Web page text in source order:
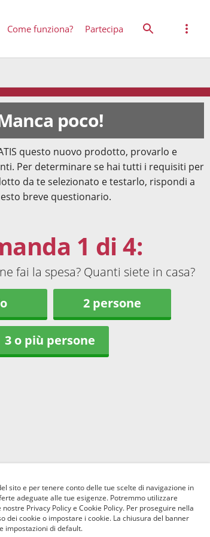
Come funziona? Partecipa
poco!
questo nuovo prodotto, provarlo e
Per determinare se hai tutti i requisiti per
da te selezionato e testarlo, rispondi a
breve questionario.
1 di 4:
fai la spesa? Quanti siete in casa?
2 persone
3 o più persone
sito e per tenere conto delle tue scelte di navigazione in
adeguate alle tue esigenze. Potremmo utilizzare
Privacy Policy e Cookie Policy. Per proseguire nella
dei cookie o impostare i cookie. La chiusura del banner
impostazioni di default.